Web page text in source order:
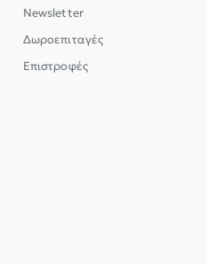
Newsletter
Δωροεπιταγές
Επιστροφές